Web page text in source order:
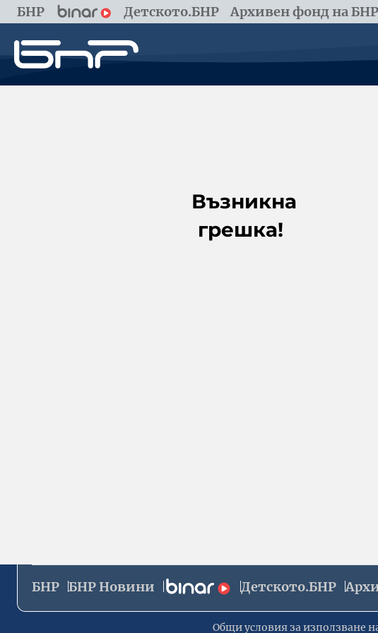
БНР Детското.БНР Архивен фонд на БНР
Възникна
грешка!
БНР БНР Новини Детското.БНР
Общи условия за използване